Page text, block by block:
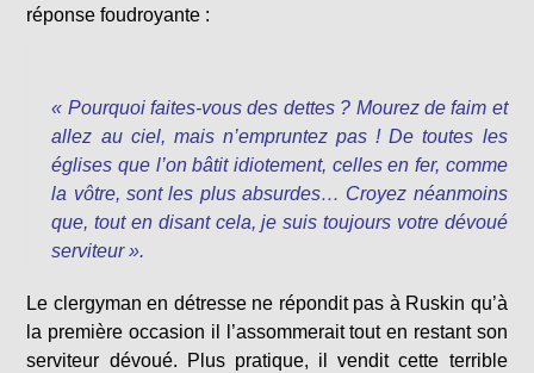
réponse foudroyante :
« Pourquoi faites-vous des dettes ? Mourez de faim et
allez au ciel, mais n’empruntez pas ! De toutes les
églises que l’on bâtit idiotement, celles en fer, comme
la vôtre, sont les plus absurdes… Croyez néanmoins
que, tout en disant cela, je suis toujours votre dévoué
serviteur ».
Le clergyman en détresse ne répondit pas à Ruskin qu’à
la première occasion il l’assommerait tout en restant son
serviteur dévoué. Plus pratique, il vendit cette terrible